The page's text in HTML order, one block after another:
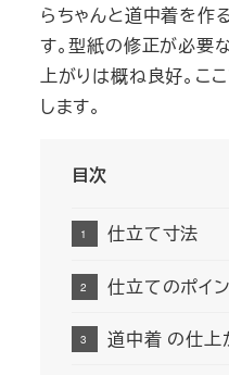
らちゃんと道中着を作
す。型紙の修正が必要
上がりは概ね良好。こ
します。
目次
仕立て寸法
仕立てのポイ
道中着 の仕上